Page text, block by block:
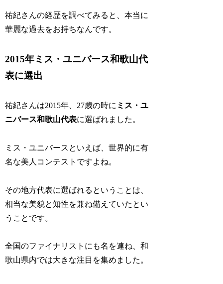
祐紀さんの経歴を調べてみると、本当に
華麗な過去をお持ちなんです。
2015年ミス・ユニバース和歌山代
表に選出
祐紀さんは2015年、27歳の時に ミス・ユ
ニバース和歌山代表に選ばれました。
ミス・ユニバースといえば、世界的に有
名な美人コンテストですよね。
その地方代表に選ばれるということは、
相当な美貌と知性を兼ね備えていたとい
うことです。
全国のファイナリストにも名を連ね、和
歌山県内では大きな注目を集めました。